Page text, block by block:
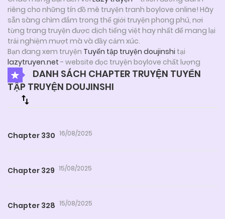
riêng cho những tín đồ mê truyện tranh boylove online! Hãy
sẵn sàng chìm đắm trong thế giới truyện phong phú, nơi
từng trang truyện được dịch tiếng việt hay nhất để mang lại
trải nghiệm mượt mà và đầy cảm xúc.
Bạn đang xem truyện Tuyển tập truyện doujinshi tại
lazytruyen.net - website đọc truyện boylove chất lượng
DANH SÁCH CHAPTER TRUYỆN TUYỂN
TẬP TRUYỆN DOUJINSHI
Chapter 330 16/08/2025
Chapter 329 15/08/2025
Chapter 328 15/08/2025